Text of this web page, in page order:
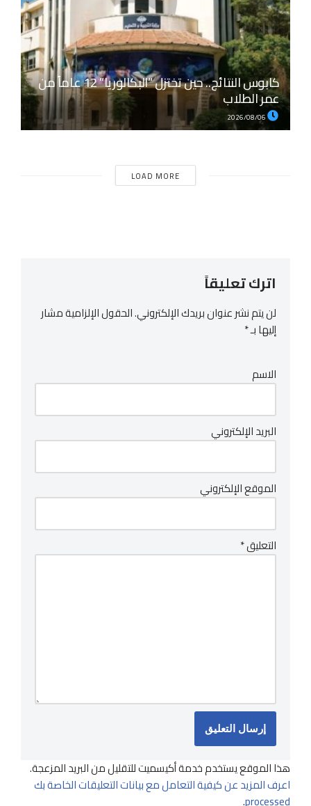
كابوس النتائج.. حين تختزل “البكالوريا” 12 عاماً من
عمر الطلاب
LOAD MORE
اترك تعليقاً
لن يتم نشر عنوان بريدك الإلكتروني.الحقول الإلزامية مشار
إليها بـ*
الاسم
البريد الإلكتروني
الموقع الإلكتروني
التعليق*
هذا الموقع يستخدم خدمة أكيسميت للتقليل من البريد المزعجة.
اعرف المزيد عن كيفية التعامل مع بيانات التعليقات الخاصة بك
processed
.